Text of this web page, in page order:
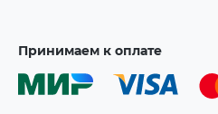
Принимаем к оплате